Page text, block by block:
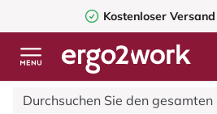
Kostenloser Versand